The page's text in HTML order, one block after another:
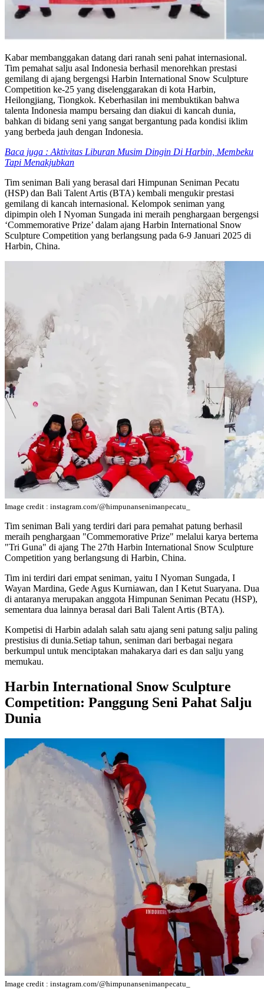
Kabar membanggakan datang dari ranah seni pahat internasional.
Tim pemahat salju asal Indonesia berhasil menorehkan prestasi
gemilang di ajang bergengsi Harbin International Snow Sculpture
Competition ke-25 yang diselenggarakan di kota Harbin,
Heilongjiang, Tiongkok. Keberhasilan ini membuktikan bahwa
talenta Indonesia mampu bersaing dan diakui di kancah dunia,
bahkan di bidang seni yang sangat bergantung pada kondisi iklim
yang berbeda jauh dengan Indonesia.
Baca juga : Aktivitas Liburan Musim Dingin Di Harbin, Membeku
Tapi Menakjubkan
Tim seniman Bali yang berasal dari Himpunan Seniman Pecatu
(HSP) dan Bali Talent Artis (BTA) kembali mengukir prestasi
gemilang di kancah internasional. Kelompok seniman yang
dipimpin oleh I Nyoman Sungada ini meraih penghargaan bergengsi
‘Commemorative Prize’ dalam ajang Harbin International Snow
Sculpture Competition yang berlangsung pada 6-9 Januari 2025 di
Harbin, China.
Image credit : instagram.com/@himpunansenimanpecatu_
Tim seniman Bali yang terdiri dari para pemahat patung berhasil
meraih penghargaan "Commemorative Prize" melalui karya bertema
"Tri Guna" di ajang The 27th Harbin International Snow Sculpture
Competition yang berlangsung di Harbin, China.
Tim ini terdiri dari empat seniman, yaitu I Nyoman Sungada, I
Wayan Mardina, Gede Agus Kurniawan, dan I Ketut Suaryana. Dua
di antaranya merupakan anggota Himpunan Seniman Pecatu (HSP),
sementara dua lainnya berasal dari Bali Talent Artis (BTA).
Kompetisi di Harbin adalah salah satu ajang seni patung salju paling
prestisius di dunia.Setiap tahun, seniman dari berbagai negara
berkumpul untuk menciptakan mahakarya dari es dan salju yang
memukau.
Harbin International Snow Sculpture
Competition: Panggung Seni Pahat Salju
Dunia
Image credit : instagram.com/@himpunansenimanpecatu_